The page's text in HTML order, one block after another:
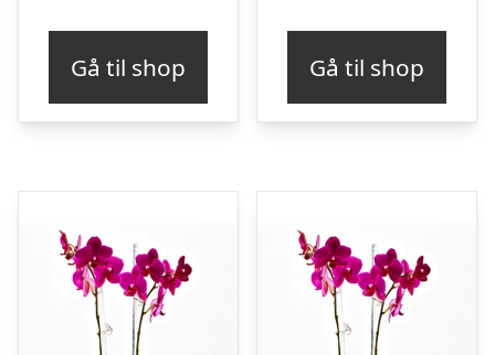
Gå til shop Gå til shop